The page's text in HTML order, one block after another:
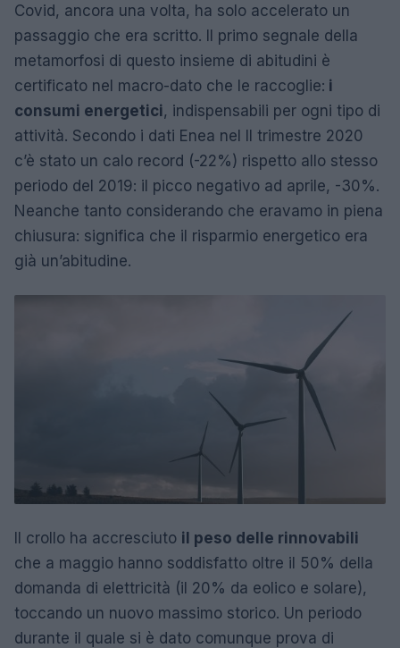
Covid, ancora una volta, ha solo accelerato un
passaggio che era scritto. Il primo segnale della
metamorfosi di questo insieme di abitudini è
certificato nel macro-dato che le raccoglie: i
consumi energetici, indispensabili per ogni tipo di
attività. Secondo i dati Enea nel II trimestre 2020
c’è stato un calo record (-22%) rispetto allo stesso
periodo del 2019: il picco negativo ad aprile, -30%.
Neanche tanto considerando che eravamo in piena
chiusura: significa che il risparmio energetico era
già un’abitudine.
Il crollo ha accresciuto il peso delle rinnovabili
che a maggio hanno soddisfatto oltre il 50% della
domanda di elettricità (il 20% da eolico e solare),
toccando un nuovo massimo storico. Un periodo
durante il quale si è dato comunque prova di